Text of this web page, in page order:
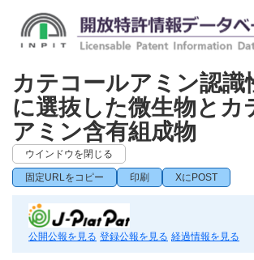
カテコールアミン認識
に選抜した微生物とカ
アミン含有組成物
ウインドウを閉じる
固定URLをコピー 印刷 XにPOST
公開公報を見る 登録公報を見る 経過情報を見る